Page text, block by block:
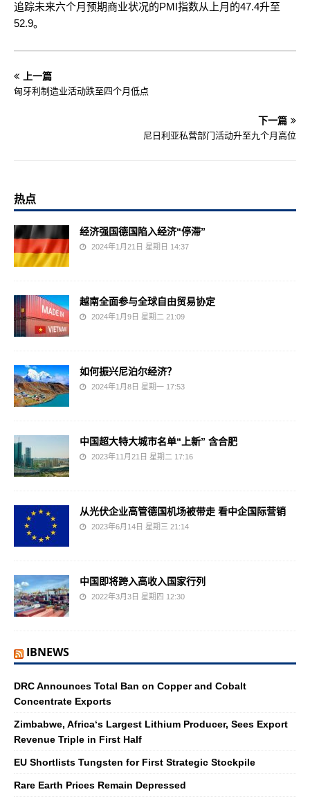
追踪未来六个月预期商业状况的PMI指数从上月的47.4升至
52.9。
上一篇
匈牙利制造业活动跌至四个月低点
下一篇
尼日利亚私营部门活动升至九个月高位
热点
经济强国德国陷入经济“停滞”
2024年1月21日 星期日 14:37
越南全面参与全球自由贸易协定
2024年1月9日 星期二 21:09
如何振兴尼泊尔经济？
2024年1月8日 星期一 17:53
中国超大特大城市名单“上新” 含合肥
2023年11月21日 星期二 17:16
从光伏企业高管德国机场被带走 看中企国际营销
2023年6月14日 星期三 21:14
中国即将跨入高收入国家行列
2022年3月3日 星期四 12:30
IBNEWS
DRC Announces Total Ban on Copper and Cobalt
Concentrate Exports
Zimbabwe, Africa‘s Largest Lithium Producer, Sees Export
Revenue Triple in First Half
EU Shortlists Tungsten for First Strategic Stockpile
Rare Earth Prices Remain Depressed